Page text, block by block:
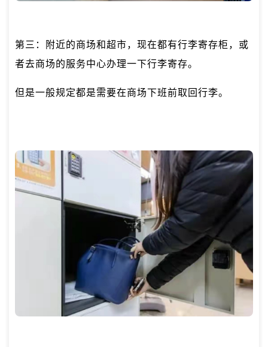
第三：附近的商场和超市，现在都有行李寄存柜，或
者去商场的服务中心办理一下行李寄存。
但是一般规定都是需要在商场下班前取回行李。